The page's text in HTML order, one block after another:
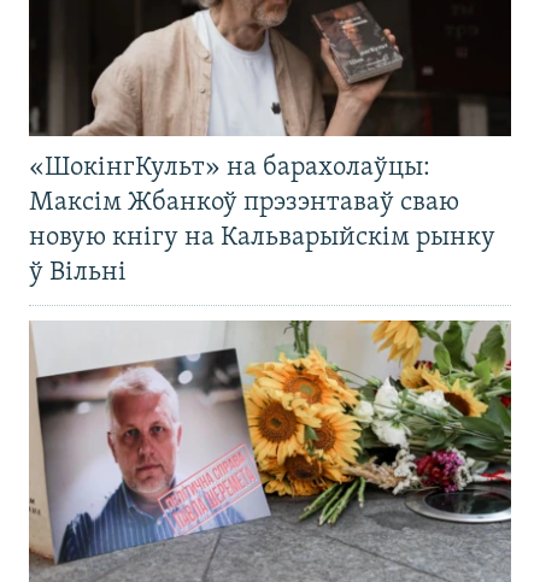
«ШокінгКульт» на барахолаўцы:
Максім Жбанкоў прэзэнтаваў сваю
новую кнігу на Кальварыйскім рынку
ў Вільні